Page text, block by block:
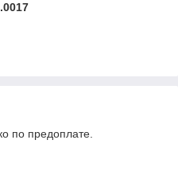
по предоплате.